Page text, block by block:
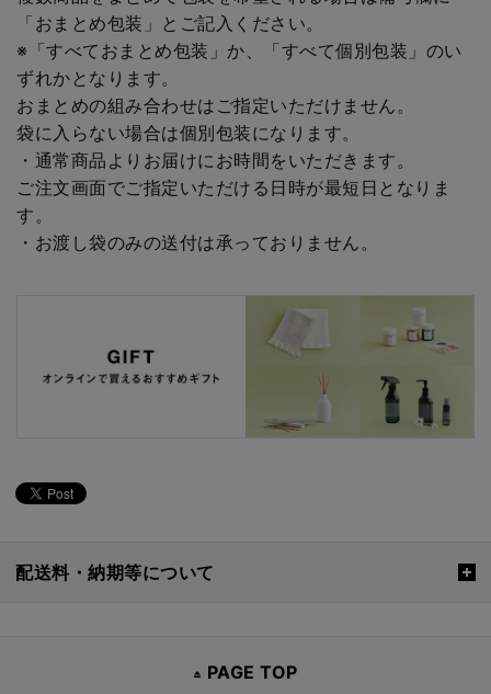
「おまとめ包装」とご記入ください。
※「すべておまとめ包装」か、「すべて個別包装」のい
ずれかとなります。
おまとめの組み合わせはご指定いただけません。
袋に入らない場合は個別包装になります。
・通常商品よりお届けにお時間をいただきます。
ご注文画面でご指定いただける日時が最短日となりま
す。
・お渡し袋のみの送付は承っておりません。
配送料・納期等について
PAGE TOP